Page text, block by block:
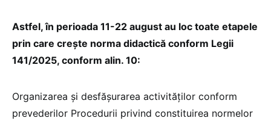
Astfel, în perioada 11-22 august au loc toate etapele
prin care crește norma didactică conform Legii
141/2025, conform alin. 10:
Organizarea și desfășurarea activităților conform
prevederilor Procedurii privind constituirea normelor